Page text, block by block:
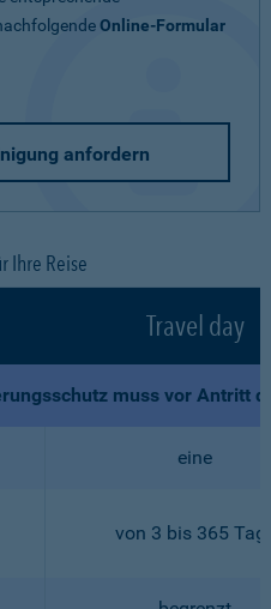
Online-Formular
anfordern
Ihre Reise
Travel day
muss vor Antritt
eine
von 3 bis 365